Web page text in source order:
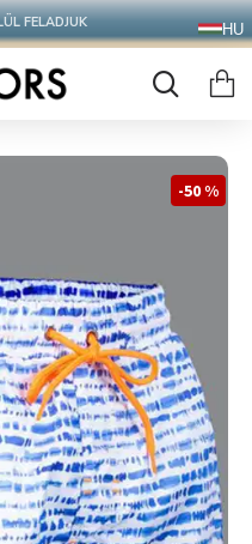
FELADJUK HU
-50 %